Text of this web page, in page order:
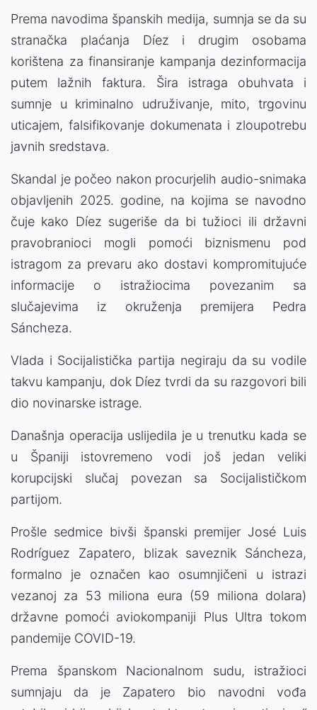
Prema navodima španskih medija, sumnja se da su
stranačka plaćanja Díez i drugim osobama
korištena za finansiranje kampanja dezinformacija
putem lažnih faktura. Šira istraga obuhvata i
sumnje u kriminalno udruživanje, mito, trgovinu
uticajem, falsifikovanje dokumenata i zloupotrebu
javnih sredstava.
Skandal je počeo nakon procurjelih audio-snimaka
objavljenih 2025. godine, na kojima se navodno
čuje kako Díez sugeriše da bi tužioci ili državni
pravobranioci mogli pomoći biznismenu pod
istragom za prevaru ako dostavi kompromitujuće
informacije o istražiocima povezanim sa
slučajevima iz okruženja premijera Pedra
Sánchezа.
Vlada i Socijalistička partija negiraju da su vodile
takvu kampanju, dok Díez tvrdi da su razgovori bili
dio novinarske istrage.
Današnja operacija uslijedila je u trenutku kada se
u Španiji istovremeno vodi još jedan veliki
korupcijski slučaj povezan sa Socijalističkom
partijom.
Prošle sedmice bivši španski premijer José Luis
Rodríguez Zapatero, blizak saveznik Sáncheza,
formalno je označen kao osumnjičeni u istrazi
vezanoj za 53 miliona eura (59 miliona dolara)
državne pomoći aviokompaniji Plus Ultra tokom
pandemije COVID-19.
Prema španskom Nacionalnom sudu, istražioci
sumnjaju da je Zapatero bio navodni vođa